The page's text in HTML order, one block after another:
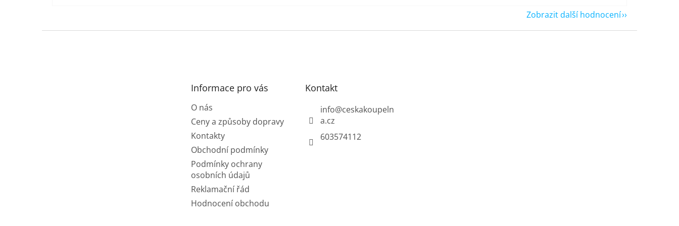
Zobrazit další hodnocení
Informace pro vás
O nás
Ceny a způsoby dopravy
Kontakty
Obchodní podmínky
Podmínky ochrany
osobních údajů
Reklamační řád
Hodnocení obchodu
Kontakt
info@ceskakoupeln
a.cz
603574112